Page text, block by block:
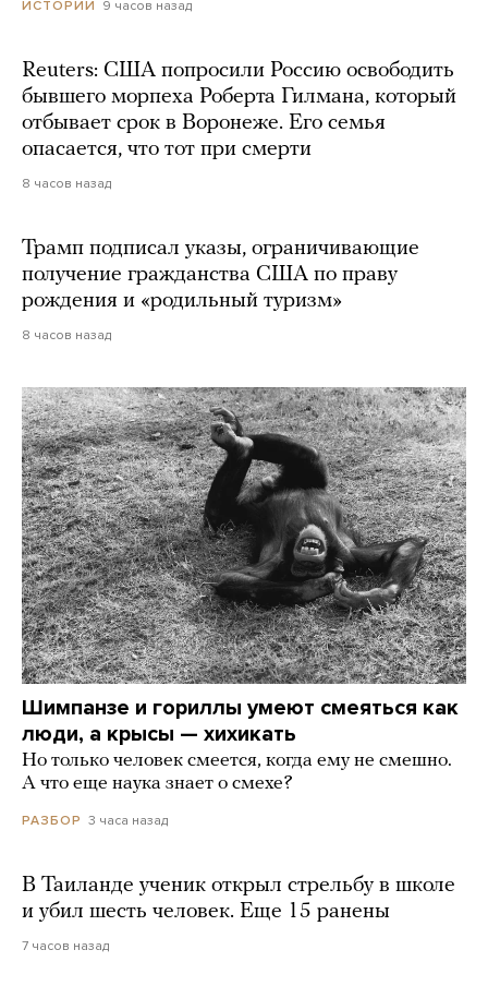
ИСТОРИИ 9 часов назад
Reuters: США попросили Россию освободить
бывшего морпеха Роберта Гилмана, который
отбывает срок в Воронеже. Его семья
опасается, что тот при смерти
8 часов назад
Трамп подписал указы, ограничивающие
получение гражданства США по праву
рождения и «родильный туризм»
8 часов назад
Шимпанзе и гориллы умеют смеяться как
люди, а крысы — хихикать
Но только человек смеется, когда ему не смешно.
А что еще наука знает о смехе?
РАЗБОР 3 часа назад
В Таиланде ученик открыл стрельбу в школе
и убил шесть человек. Еще 15 ранены
7 часов назад